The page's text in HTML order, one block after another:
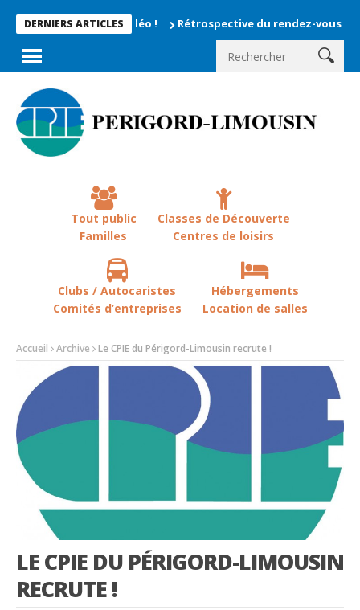
DERNIERS ARTICLES Rétrospective du rendez-vous la
Tout public
Familles
Classes de Découverte
Centres de loisirs
Clubs / Autocaristes
Comités d’entreprises
Hébergements
Location de salles
Accueil Archive Le CPIE du Périgord-Limousin recrute !
LE CPIE DU PÉRIGORD-LIMOUSIN
RECRUTE !